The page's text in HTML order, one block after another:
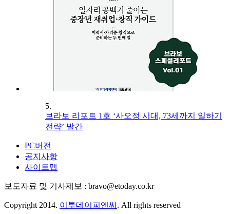
5.
브라보 리포트 1호 ‘사오정 시대, 73세까지 일하기
전략’ 발간
PC버전
공지사항
사이트맵
보도자료 및 기사제보 : bravo@etoday.co.kr
Copyright 2014. 이투데이피엔씨 . All rights reserved